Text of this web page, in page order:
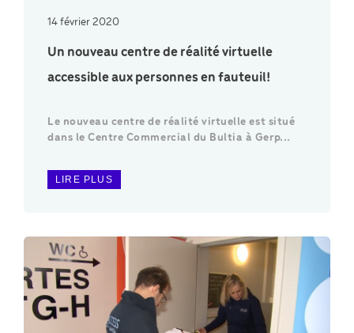
14 février 2020
Un nouveau centre de réalité virtuelle
accessible aux personnes en fauteuil!
Le nouveau centre de réalité virtuelle est situé
dans le Centre Commercial du Bultia à Gerp...
LIRE PLUS